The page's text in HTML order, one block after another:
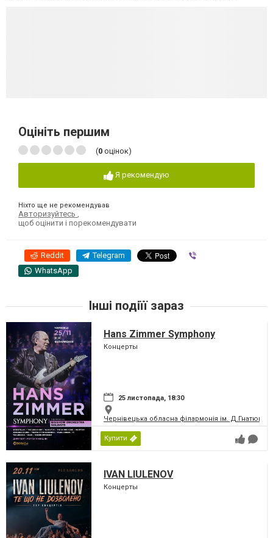
Оцініть першим
(0 оцінок)
Я рекомендую
Ніхто ще не рекомендував
Авторизуйтесь
щоб оцінити і порекомендувати
Reddit Telegram
WhatsApp
Інші подіїї зараз
Hans Zimmer Symphony
Концерты
25 листопада, 18:30
Чернівецька обласна філармонія ім. Д.Гнатюка
Купити
IVAN LIULENOV
Концерты